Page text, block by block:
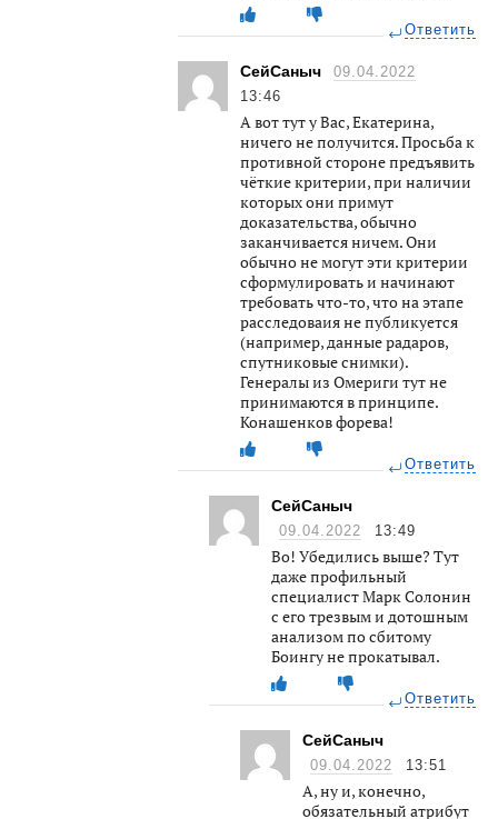
Ответить
СейСаныч
09.04.2022
13:46
А вот тут у Вас, Екатерина,
ничего не получится. Просьба к
противной стороне предъявить
чёткие критерии, при наличии
которых они примут
доказательства, обычно
заканчивается ничем. Они
обычно не могут эти критерии
сформулировать и начинают
требовать что-то, что на этапе
расследоваия не публикуется
(например, данные радаров,
спутниковые снимки).
Генералы из Омериги тут не
принимаются в принципе.
Конашенков форева!
Ответить
СейСаныч
09.04.2022 13:49
Во! Убедились выше? Тут
даже профильный
специалист Марк Солонин
с его трезвым и дотошным
анализом по сбитому
Боингу не прокатывал.
Ответить
СейСаныч
09.04.2022 13:51
А, ну и, конечно,
обязательный атрибут